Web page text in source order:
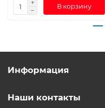
В корзину
Информация
Наши контакты